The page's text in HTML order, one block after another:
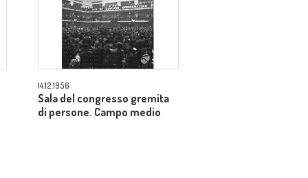
14.12.1956
Sala del congresso gremita
di persone. Campo medio